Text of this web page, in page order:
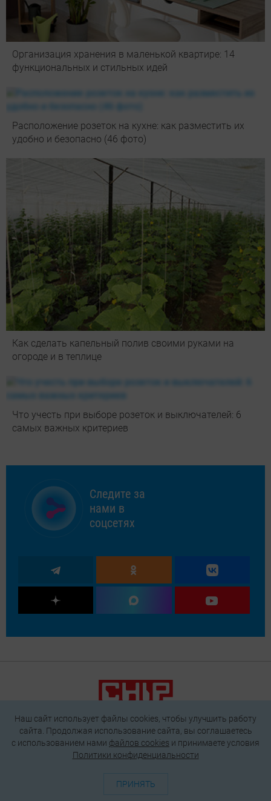
Организация хранения в маленькой квартире: 14
функциональных и стильных идей
Расположение розеток на кухне: как разместить их
удобно и безопасно (46 фото)
Как сделать капельный полив своими руками на
огороде и в теплице
Что учесть при выборе розеток и выключателей: 6
самых важных критериев
Следите за
нами в
соцсетях
Генератор QR-кодов Редакция
Политика конфиденциальности
Наш сайт использует файлы cookies, чтобы улучшить работу
сайта. Продолжая использование сайта, вы соглашаетесь
c использованием нами файлов cookies и принимаете условия
Политики конфиденциальности
ПРИНЯТЬ